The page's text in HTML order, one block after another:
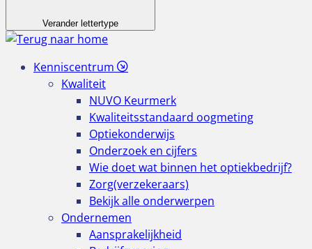
Verander lettertype
Kenniscentrum
Kwaliteit
NUVO Keurmerk
Kwaliteitsstandaard oogmeting
Optiekonderwijs
Onderzoek en cijfers
Wie doet wat binnen het optiekbedrijf?
Zorg(verzekeraars)
Bekijk alle onderwerpen
Ondernemen
Aansprakelijkheid